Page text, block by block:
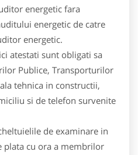
energetic fara
energetic de catre
energetic.
atestati sunt obligati sa
Publice, Transporturilor
tehnica in constructii,
si de telefon survenite
de examinare in
plata cu ora a membrilor